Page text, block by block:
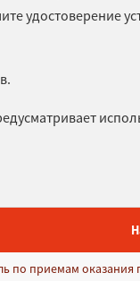
удостоверение
по приемам оказания